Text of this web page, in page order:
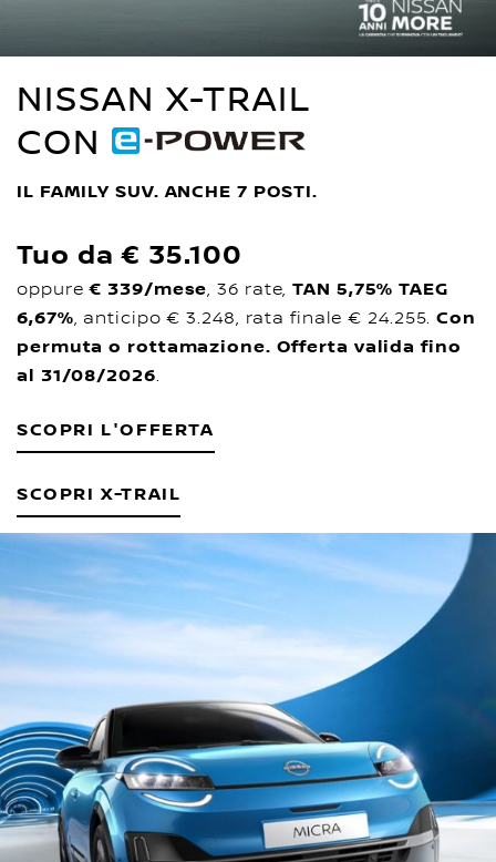
NISSAN X-TRAIL
CON
IL FAMILY SUV. ANCHE 7 POSTI.
Tuo da € 35.100
oppure€ 339/mese, 36 rate,TAN 5,75% TAEG
6,67%, anticipo € 3.248, rata finale € 24.255.Con
permuta o rottamazione. Offerta valida fino
al 31/08/2026.
SCOPRI L'OFFERTA
SCOPRI X-TRAIL